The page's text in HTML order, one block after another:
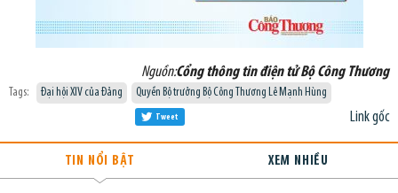
Nguồn:Cổng thông tin điện tử Bộ Công Thương
Tags: Đại hội XIV của Đảng Quyền Bộ trưởng Bộ Công Thương Lê Mạnh Hùng
Link gốc
Tweet
TIN NỔI BẬT XEM NHIỀU